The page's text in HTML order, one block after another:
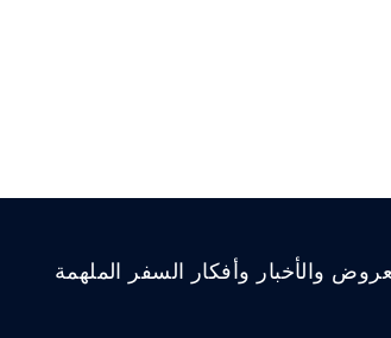
والأخبار وأفكار السفر الملهمة